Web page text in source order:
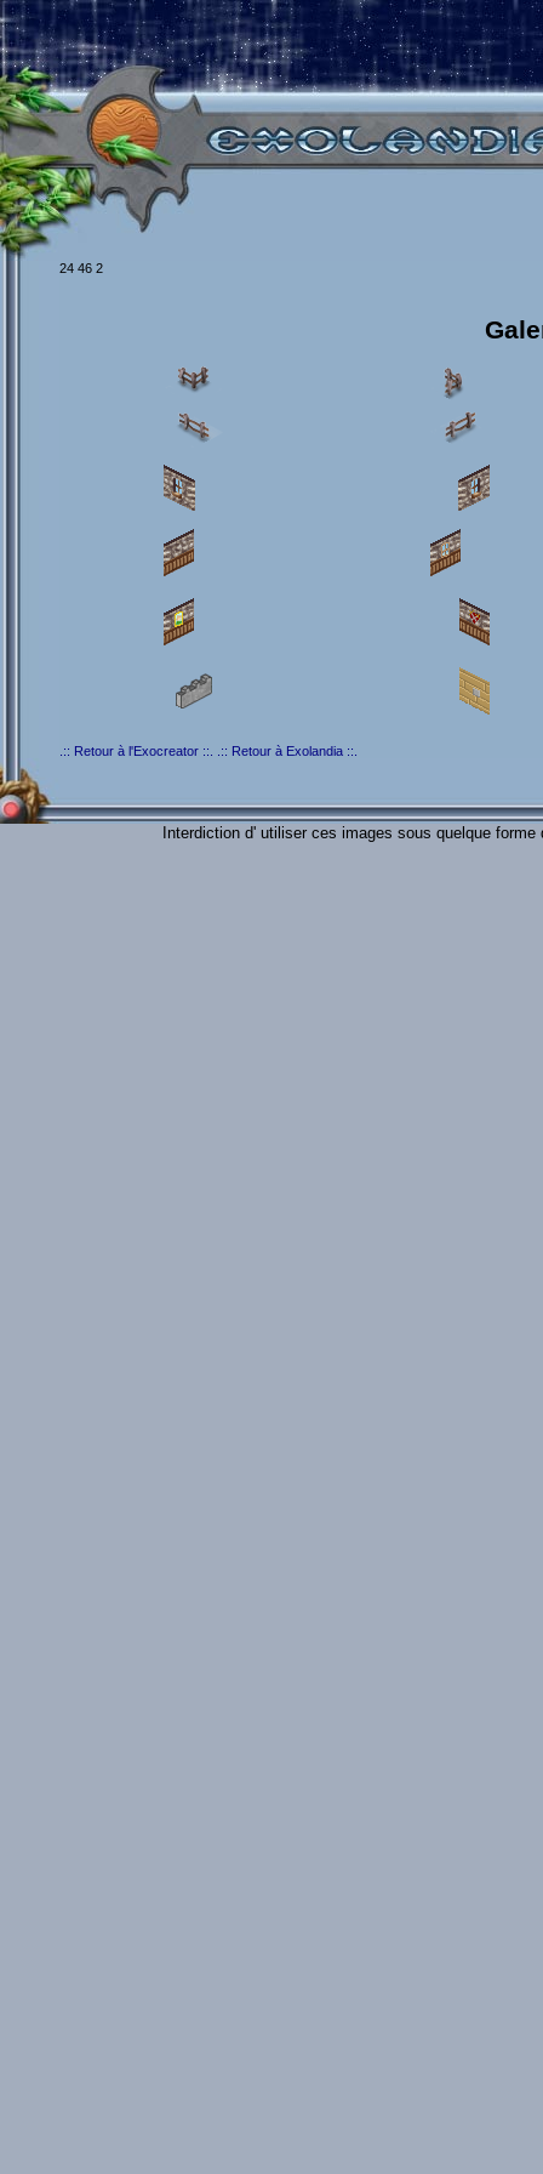
24 46 2
.:: Retour à l'Exocreator ::. .:: Retour à Exolandia ::.
Interdiction d' utiliser ces images sous quelque